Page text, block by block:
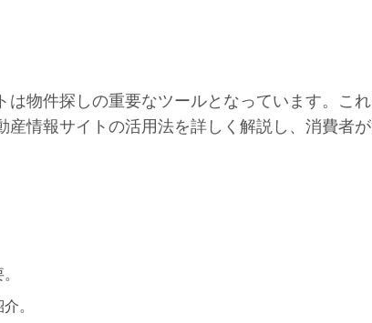
物件探しの重要なツールとなっています。こ
情報サイトの活用法を詳しく解説し、消費者
。